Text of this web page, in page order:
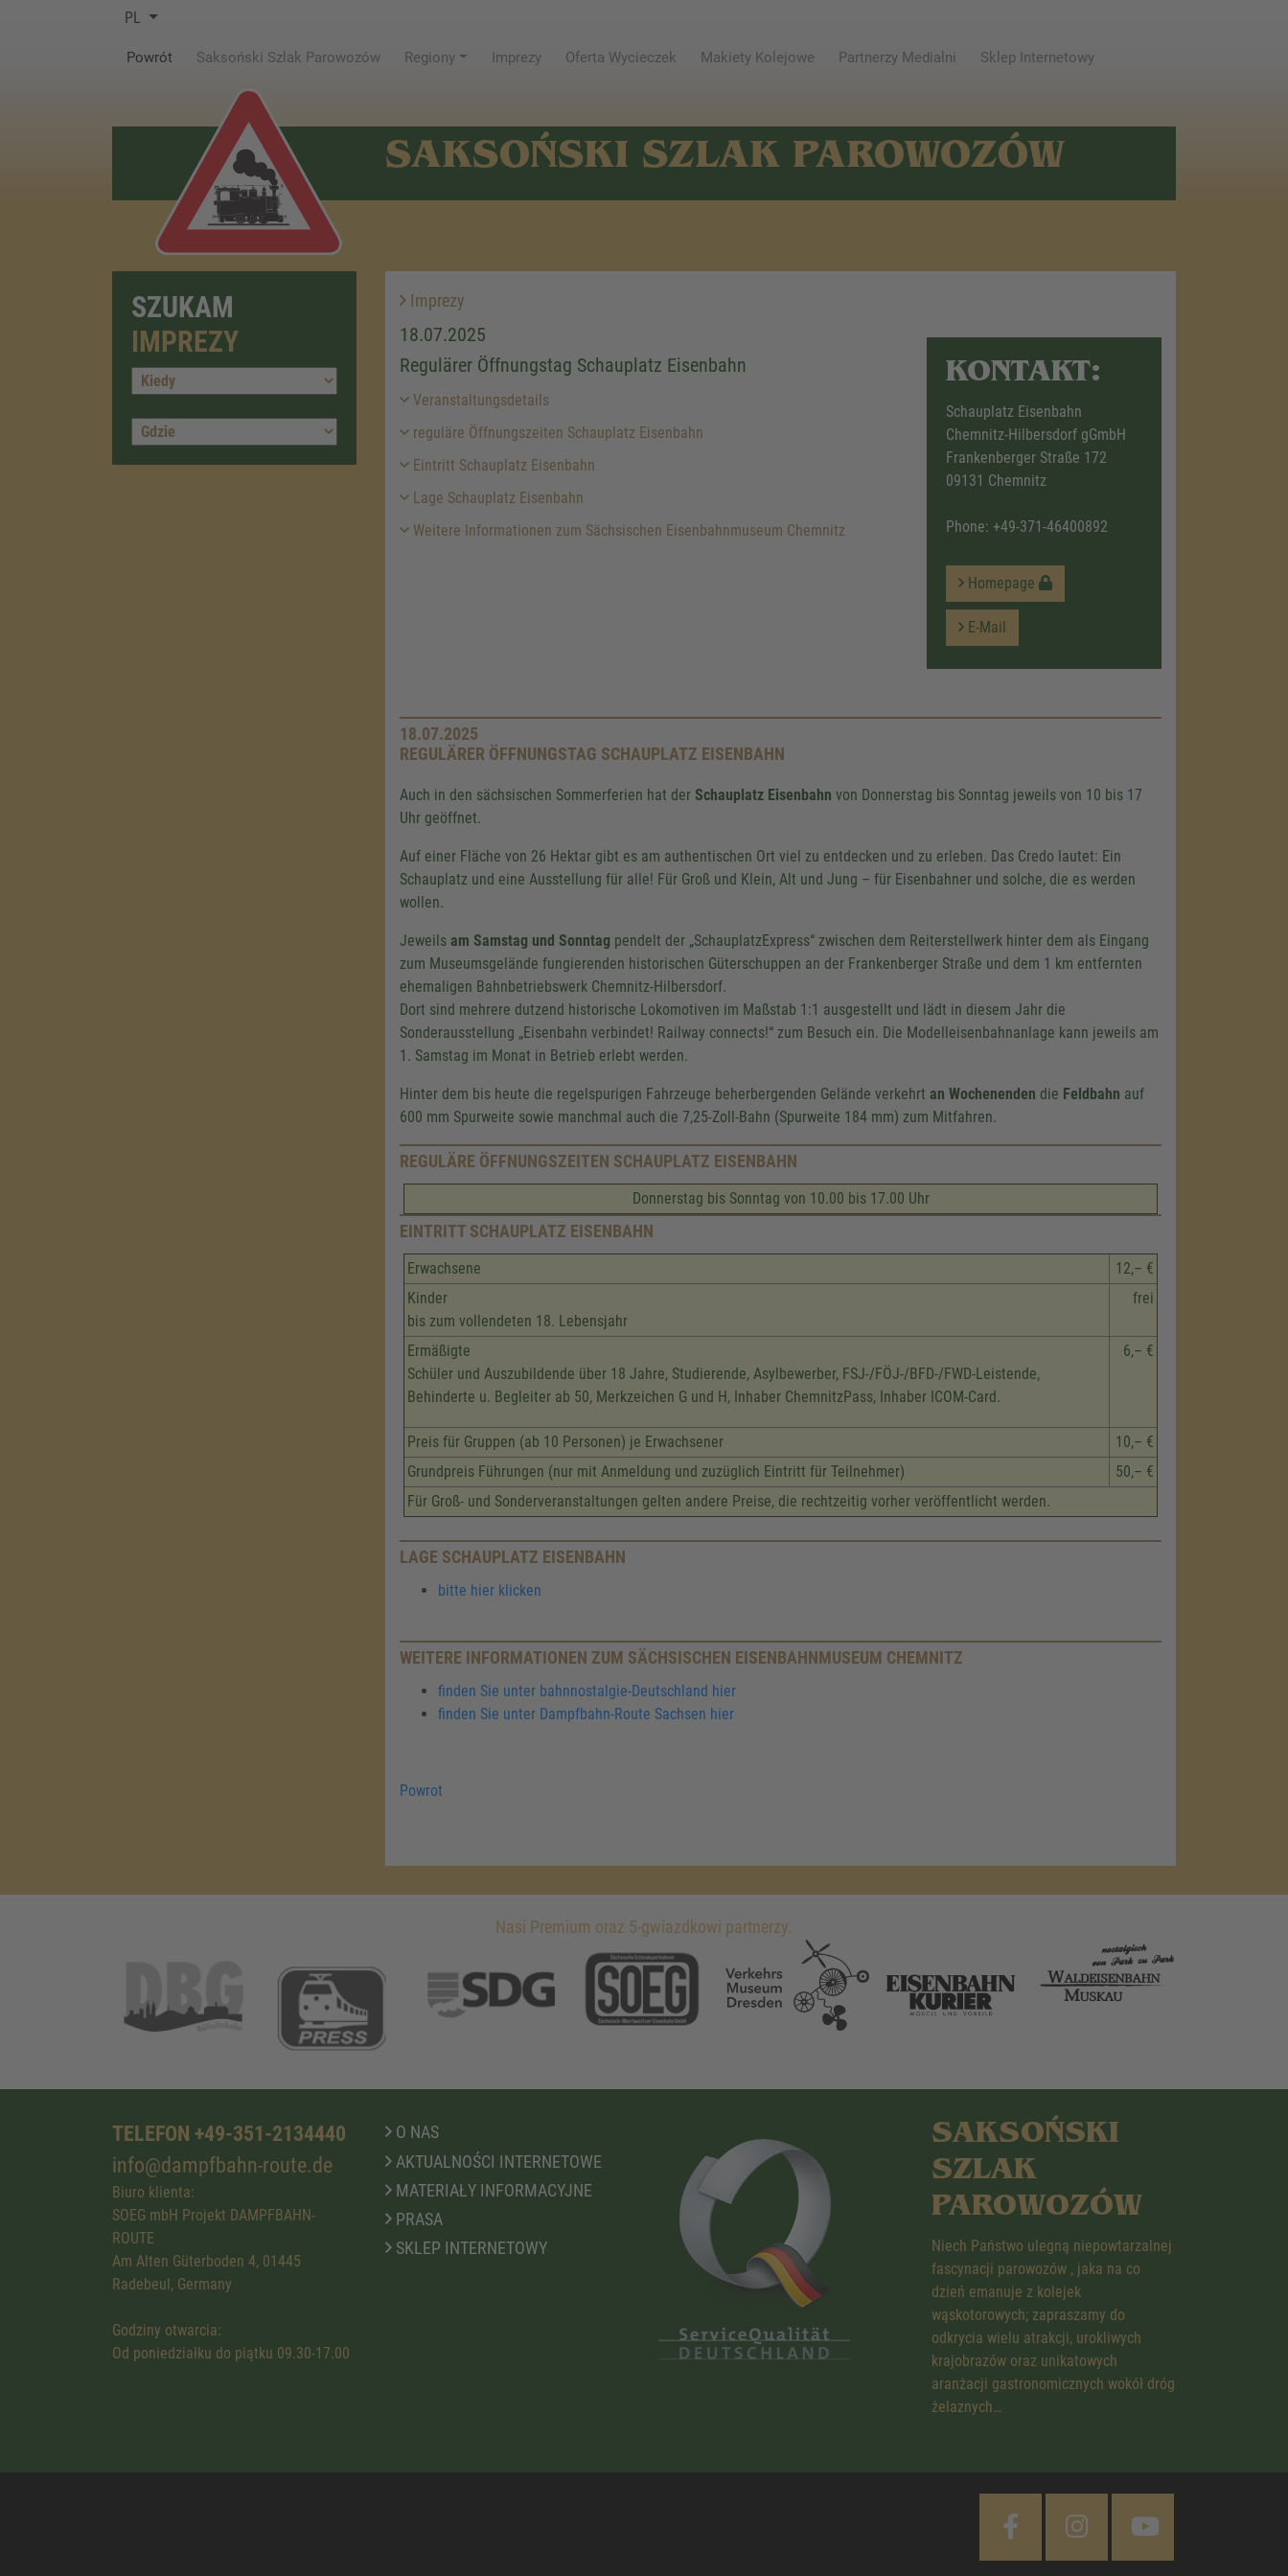
PL
Powrót (current)
Saksoński Szlak Parowozów Regiony Imprezy Oferta Wycieczek Makiety Kolejowe Partnerzy Medialni Sklep Internetowy
SAKSOŃSKI SZLAK PAROWOZÓW
SZUKAM
IMPREZY
Imprezy
18.07.2025
Regulärer Öffnungstag Schauplatz Eisenbahn
Veranstaltungsdetails
reguläre Öffnungszeiten Schauplatz Eisenbahn
Eintritt Schauplatz Eisenbahn
Lage Schauplatz Eisenbahn
Weitere Informationen zum Sächsischen Eisenbahnmuseum Chemnitz
KONTAKT:
Schauplatz Eisenbahn
Chemnitz-Hilbersdorf gGmbH
Frankenberger Straße 172
09131 Chemnitz
Phone: +49-371-46400892
Homepage
E-Mail
18.07.2025
REGULÄRER ÖFFNUNGSTAG SCHAUPLATZ EISENBAHN
Auch in den sächsischen Sommerferien hat der Schauplatz Eisenbahn von Donnerstag bis Sonntag jeweils von 10 bis 17
Uhr geöffnet.
Auf einer Fläche von 26 Hektar gibt es am authentischen Ort viel zu entdecken und zu erleben. Das Credo lautet: Ein
Schauplatz und eine Ausstellung für alle! Für Groß und Klein, Alt und Jung – für Eisenbahner und solche, die es werden
wollen.
Jeweils am Samstag und Sonntag pendelt der „SchauplatzExpress“ zwischen dem Reiterstellwerk hinter dem als Eingang
zum Museumsgelände fungierenden historischen Güterschuppen an der Frankenberger Straße und dem 1 km entfernten
ehemaligen Bahnbetriebswerk Chemnitz-Hilbersdorf.
Dort sind mehrere dutzend historische Lokomotiven im Maßstab 1:1 ausgestellt und lädt in diesem Jahr die
Sonderausstellung „Eisenbahn verbindet! Railway connects!“ zum Besuch ein. Die Modelleisenbahnanlage kann jeweils am
1. Samstag im Monat in Betrieb erlebt werden.
Hinter dem bis heute die regelspurigen Fahrzeuge beherbergenden Gelände verkehrt an Wochenenden die Feldbahn auf
600 mm Spurweite sowie manchmal auch die 7,25-Zoll-Bahn (Spurweite 184 mm) zum Mitfahren.
REGULÄRE ÖFFNUNGSZEITEN SCHAUPLATZ EISENBAHN
Donnerstag bis Sonntag von 10.00 bis 17.00 Uhr
EINTRITT SCHAUPLATZ EISENBAHN
Erwachsene
12,– €
Kinder
bis zum vollendeten 18. Lebensjahr
frei
Ermäßigte
Schüler und Auszubildende über 18 Jahre, Studierende, Asylbewerber, FSJ-/FÖJ-/BFD-/FWD-Leistende,
Behinderte u. Begleiter ab 50, Merkzeichen G und H, Inhaber ChemnitzPass, Inhaber ICOM-Card.
6,– €
Preis für Gruppen (ab 10 Personen) je Erwachsener
10,– €
Grundpreis Führungen (nur mit Anmeldung und zuzüglich Eintritt für Teilnehmer)
50,– €
Für Groß- und Sonderveranstaltungen gelten andere Preise, die rechtzeitig vorher veröffentlicht werden.
LAGE SCHAUPLATZ EISENBAHN
bitte hier klicken
WEITERE INFORMATIONEN ZUM SÄCHSISCHEN EISENBAHNMUSEUM CHEMNITZ
finden Sie unter bahnnostalgie-Deutschland hier
finden Sie unter Dampfbahn-Route Sachsen hier
Powrot
Nasi Premium oraz 5-gwiazdkowi partnerzy.
TELEFON +49-351-2134440
info@dampfbahn-route.de
Biuro klienta:
SOEG mbH Projekt DAMPFBAHN-
ROUTE
Am Alten Güterboden 4, 01445
Radebeul, Germany
Godziny otwarcia:
Od poniedziałku do piątku 09.30-17.00
O NAS
AKTUALNOŚCI INTERNETOWE
MATERIAŁY INFORMACYJNE
PRASA
SKLEP INTERNETOWY
SAKSOŃSKI
SZLAK
PAROWOZÓW
Niech Państwo ulegną niepowtarzalnej
fascynacji parowozów , jaka na co
dzień emanuje z kolejek
wąskotorowych; zapraszamy do
odkrycia wielu atrakcji, urokliwych
krajobrazów oraz unikatowych
aranżacji gastronomicznych wokół dróg
żelaznych…